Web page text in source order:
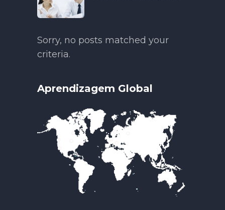
Sorry, no posts matched your
criteria.
Aprendizagem Global